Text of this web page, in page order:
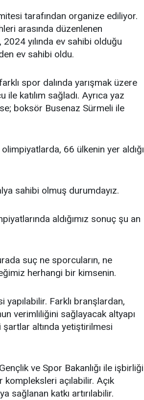
tarafından organize ediliyor.
arasında düzenlenen
yılında ev sahibi olduğu
ev sahibi oldu.
spor dalında yarışmak üzere
katılım sağladı. Ayrıca yaz
ise; boksör Busenaz Sürmeli ile
66 ülkenin yer aldığı
sahibi olmuş durumdayız.
aldığımız sonuç şu an
suç ne sporcuların, ne
herhangi bir kimsenin.
Farklı branşlardan,
verimliliğini sağlayacak altyapı
şartlar altında yetiştirilmesi
ve Spor Bakanlığı ile işbirliği
açılabilir. Açık
sağlanan katkı artırılabilir.